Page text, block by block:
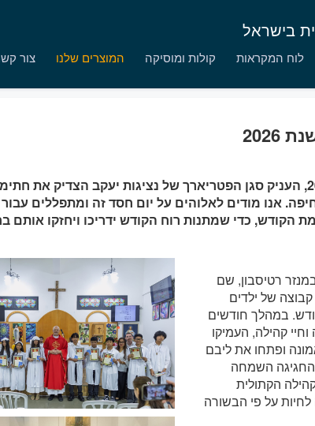
בישראל
לוח המקראות קולות ומוסיקה המוצרים שלנו צור
ביום שבת, 23 במאי 2026, העניק סגן הפטריארך של נציגות יעקב הצדיק את
אנו מודים לאלוהים על יום חסד זה ומתפללים
הקודש, כדי שמתנות רוח הקודש ידריכו ויחזקו אותם
רטיסבון, שם
של ילדים
במהלך חודשים
קהילה, העמיקו
ופתחו את ליבם
השמחה
הקתולית
לחיות על פי הבשורה